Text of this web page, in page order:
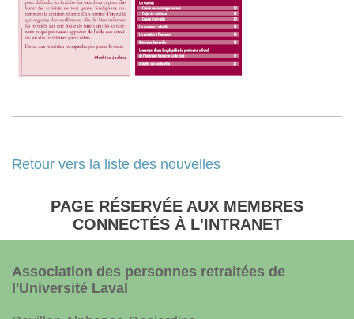
Retour vers la liste des nouvelles
PAGE RÉSERVÉE AUX MEMBRES
CONNECTÉS À L'INTRANET
Association des personnes retraitées de
l'Université Laval